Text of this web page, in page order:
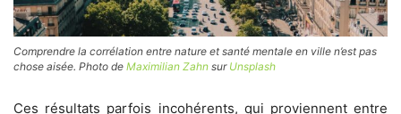
Comprendre la corrélation entre nature et santé mentale en ville n’est pas
chose aisée. Photo de Maximilian Zahn sur Unsplash
Ces résultats parfois incohérents, qui proviennent entre